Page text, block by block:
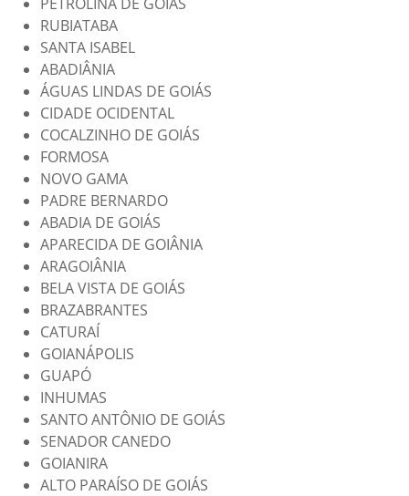
RUBIATABA
SANTA ISABEL
ABADIÂNIA
ÁGUAS LINDAS DE GOIÁS
CIDADE OCIDENTAL
COCALZINHO DE GOIÁS
FORMOSA
NOVO GAMA
PADRE BERNARDO
ABADIA DE GOIÁS
APARECIDA DE GOIÂNIA
ARAGOIÂNIA
BELA VISTA DE GOIÁS
BRAZABRANTES
CATURAÍ
GOIANÁPOLIS
GUAPÓ
INHUMAS
SANTO ANTÔNIO DE GOIÁS
SENADOR CANEDO
GOIANIRA
ALTO PARAÍSO DE GOIÁS